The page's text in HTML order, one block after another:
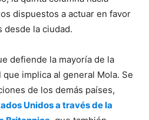
dispuestos a actuar en favor
desde la ciudad.
defiende la mayoría de la
implica al general Mola. Se
de los demás países,
Unidos a través de la